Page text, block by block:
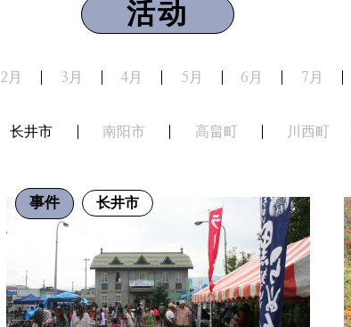
活动
2月 3月 4月 5月 6月 7月
长井市 南阳市 高畠町 川西町
事件 长井市